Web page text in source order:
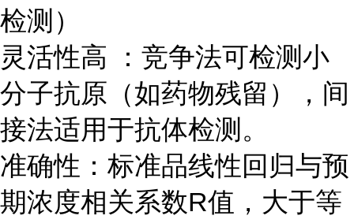
检测）
灵活性高 ：竞争法可检测小
分子抗原（如药物残留），间
接法适用于抗体检测。
准确性：标准品线性回归与预
期浓度相关系数R值，大于等